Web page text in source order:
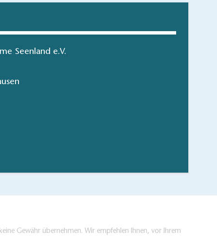
Seenland
Seenland e.V.
Gewähr übernehmen. Wir empfehlen Ihnen, vor Ihrem